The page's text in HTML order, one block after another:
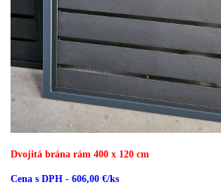
Dvojitá brána rám 400 x 120 cm
Cena s DPH - 606,00 €/ks